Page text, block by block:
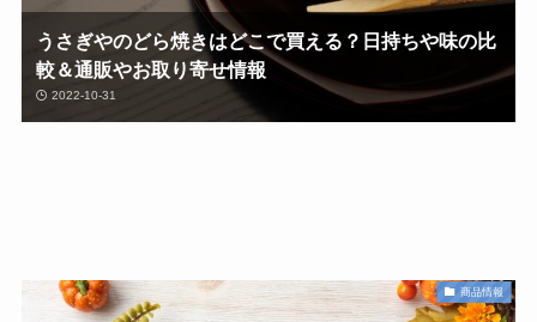
うさぎやのどら焼きはどこで買える？日持ちや味の比
較＆通販やお取り寄せ情報
2022-10-31
商品情報